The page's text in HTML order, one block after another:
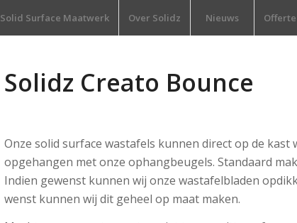
Solid Surface Maatwerk Over Solidz Nieuws
Solidz Creato Bounce
Onze solid surface wastafels kunnen direct op de
opgehangen met onze ophangbeugels. Standaard
Indien gewenst kunnen wij onze wastafelbladen
wenst kunnen wij dit geheel op maat maken.